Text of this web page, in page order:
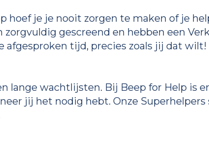
hoef je je nooit zorgen te maken of je
zorgvuldig gescreend en hebben een
afgesproken tijd, precies zoals jij dat wilt!
lange wachtlijsten. Bij Beep for Help is
jij het nodig hebt. Onze Superhelpers